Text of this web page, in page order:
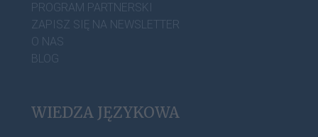
PROGRAM PARTNERSKI
ZAPISZ SIĘ NA NEWSLETTER
O NAS
BLOG
WIEDZA JĘZYKOWA